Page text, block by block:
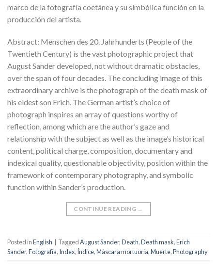
marco de la fotografía coetánea y su simbólica función en la
producción del artista.
Abstract: Menschen des 20. Jahrhunderts (People of the
Twentieth Century) is the vast photographic project that
August Sander developed, not without dramatic obstacles,
over the span of four decades. The concluding image of this
extraordinary archive is the photograph of the death mask of
his eldest son Erich. The German artist’s choice of
photograph inspires an array of questions worthy of
reflection, among which are the author’s gaze and
relationship with the subject as well as the image’s historical
content, political charge, composition, documentary and
indexical quality, questionable objectivity, position within the
framework of contemporary photography, and symbolic
function within Sander’s production.
CONTINUE READING →
Posted inEnglish TaggedAugust Sander,Death,Death mask,Erich
Sander,Fotografía, Index, Índice,Máscara mortuoria,Muerte,Photography